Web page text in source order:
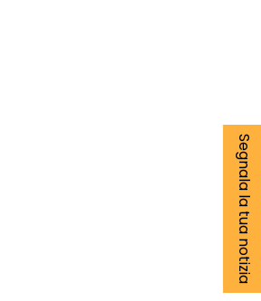
Segnala la tua notizia